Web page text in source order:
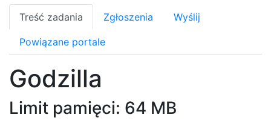
Treść zadania Zgłoszenia Wyślij
Powiązane portale
Godzilla
Limit pamięci: 64 MB